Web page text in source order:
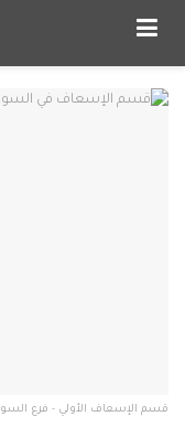
قسم الإسعاف الأولي - فرع